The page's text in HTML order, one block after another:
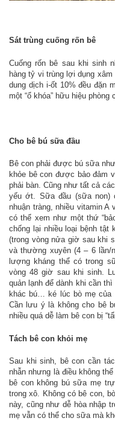
Sát trùng cuống rốn bê
Cuống rốn bê sau khi sinh
hàng tỷ vi trùng lợi dụng
dung dịch i-ốt 10% đều đặn
một “ổ khóa” hữu hiệu
Cho bê bú sữa đầu
Bê con phải được bú sữa
khỏe bê con được bảo đảm
phải bàn. Cũng như tất cả
yếu ớt. Sữa đầu (sữa non)
nhuận tràng, nhiều vitamin
có thể xem như một thứ
chống lại nhiều loại bệnh
(trong vòng nửa giờ sau khi
và thường xuyên (4 – 6 lần/
lượng kháng thể có trong
vòng 48 giờ sau khi sinh.
quản lạnh để dành khi cần
khác bú… ké lúc bò mẹ của
Cần lưu ý là không cho bê
nhiều quá dễ làm bê con bị
Tách bê con khỏi mẹ
Sau khi sinh, bê con cần
nhẫn nhưng là điều không
bê con không bú sữa mẹ
trong xô. Không có bê con,
này, cũng như dễ hòa nhập
mẹ vẫn có thể cho sữa mà